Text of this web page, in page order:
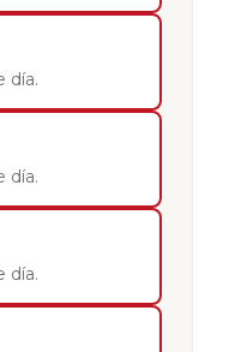
día.
día.
día.